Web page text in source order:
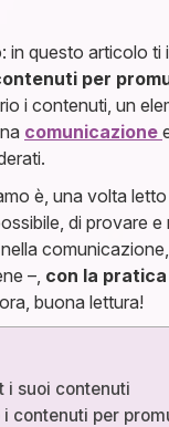
in questo articolo ti
per
i contenuti, un
comunicazione
è, una volta letto
di provare
–, con la
buona lettura!
i suoi contenuti
contenuti per